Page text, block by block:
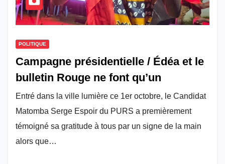
POLITIQUE
Campagne présidentielle / Édéa et le
bulletin Rouge ne font qu’un
Entré dans la ville lumière ce 1er octobre, le Candidat
Matomba Serge Espoir du PURS a premièrement
témoigné sa gratitude à tous par un signe de la main
alors que…